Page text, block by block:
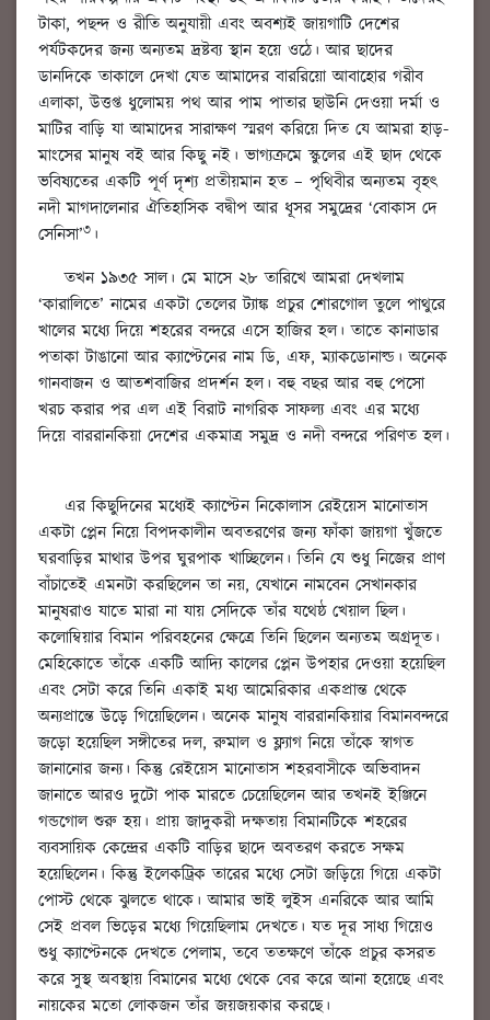
টাকা, পছন্দ ও রীতি অনুযায়ী এবং অবশ্যই জায়গাটি দেশের
পর্যটকদের জন্য অন্যতম দ্রষ্টব্য স্থান হয়ে ওঠে। আর ছাদের
ডানদিকে তাকালে দেখা যেত আমাদের বাররিয়ো আবাহোর গরীব
এলাকা, উত্তপ্ত ধুলোময় পথ আর পাম পাতার ছাউনি দেওয়া দর্মা ও
মাটির বাড়ি যা আমাদের সারাক্ষণ স্মরণ করিয়ে দিত যে আমরা হাড়-
মাংসের মানুষ বই আর কিছু নই। ভাগ্যক্রমে স্কুলের এই ছাদ থেকে
ভবিষ্যতের একটি পূর্ণ দৃশ্য প্রতীয়মান হত – পৃথিবীর অন্যতম বৃহৎ
নদী মাগদালেনার ঐতিহাসিক বদ্বীপ আর ধূসর সমুদ্রের ‘বোকাস দে
সেনিসা’৩ ।
তখন ১৯৩৫ সাল। মে মাসে ২৮ তারিখে আমরা দেখলাম
‘কারালিতে’ নামের একটা তেলের ট্যাঙ্ক প্রচুর শোরগোল তুলে পাথুরে
খালের মধ্যে দিয়ে শহরের বন্দরে এসে হাজির হল। তাতে কানাডার
পতাকা টাঙানো আর ক্যাপ্টেনের নাম ডি, এফ, ম্যাকডোনাল্ড। অনেক
গানবাজন ও আতশবাজির প্রদর্শন হল। বহু বছর আর বহু পেসো
খরচ করার পর এল এই বিরাট নাগরিক সাফল্য এবং এর মধ্যে
দিয়ে বাররানকিয়া দেশের একমাত্র সমুদ্র ও নদী বন্দরে পরিণত হল।
এর কিছুদিনের মধ্যেই ক্যাপ্টেন নিকোলাস রেইয়েস মানোতাস
একটা প্লেন নিয়ে বিপদকালীন অবতরণের জন্য ফাঁকা জায়গা খুঁজতে
ঘরবাড়ির মাথার উপর ঘুরপাক খাচ্ছিলেন। তিনি যে শুধু নিজের প্রাণ
বাঁচাতেই এমনটা করছিলেন তা নয়, যেখানে নামবেন সেখানকার
মানুষরাও যাতে মারা না যায় সেদিকে তাঁর যথেষ্ঠ খেয়াল ছিল।
কলোম্বিয়ার বিমান পরিবহনের ক্ষেত্রে তিনি ছিলেন অন্যতম অগ্রদূত।
মেহিকোতে তাঁকে একটি আদ্যি কালের প্লেন উপহার দেওয়া হয়েছিল
এবং সেটা করে তিনি একাই মধ্য আমেরিকার একপ্রান্ত থেকে
অন্যপ্রান্তে উড়ে গিয়েছিলেন। অনেক মানুষ বাররানকিয়ার বিমানবন্দরে
জড়ো হয়েছিল সঙ্গীতের দল, রুমাল ও ফ্ল্যাগ নিয়ে তাঁকে স্বাগত
জানানোর জন্য। কিন্তু রেইয়েস মানোতাস শহরবাসীকে অভিবাদন
জানাতে আরও দুটো পাক মারতে চেয়েছিলেন আর তখনই ইঞ্জিনে
গন্ডগোল শুরু হয়। প্রায় জাদুকরী দক্ষতায় বিমানটিকে শহরের
ব্যবসায়িক কেন্দ্রের একটি বাড়ির ছাদে অবতরণ করতে সক্ষম
হয়েছিলেন। কিন্তু ইলেকট্রিক তারের মধ্যে সেটা জড়িয়ে গিয়ে একটা
পোস্ট থেকে ঝুলতে থাকে। আমার ভাই লুইস এনরিকে আর আমি
সেই প্রবল ভিড়ের মধ্যে গিয়েছিলাম দেখতে। যত দূর সাধ্য গিয়েও
শুধু ক্যাপ্টেনকে দেখতে পেলাম, তবে ততক্ষণে তাঁকে প্রচুর কসরত
করে সুস্থ অবস্থায় বিমানের মধ্যে থেকে বের করে আনা হয়েছে এবং
নায়কের মতো লোকজন তাঁর জয়জয়কার করছে।